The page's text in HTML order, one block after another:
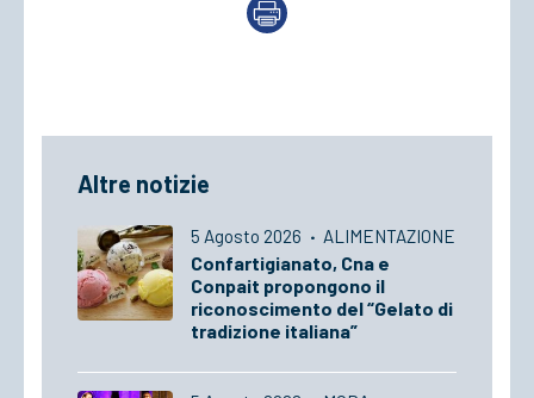
Altre notizie
5 Agosto 2026 · ALIMENTAZIONE
Confartigianato, Cna e
Conpait propongono il
riconoscimento del “Gelato di
tradizione italiana”